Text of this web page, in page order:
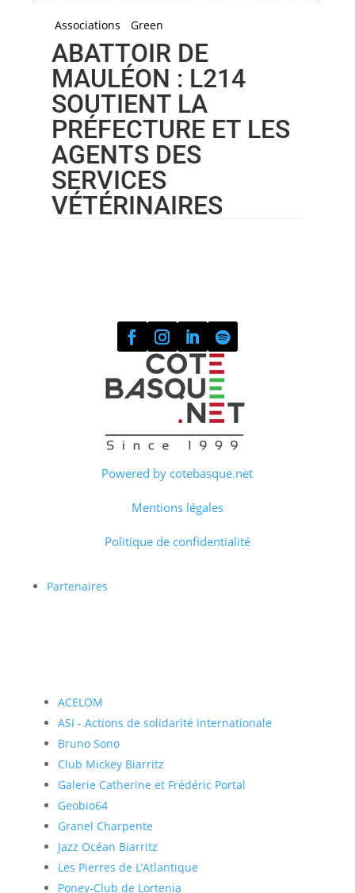
Associations Green
ABATTOIR DE
MAULÉON : L214
SOUTIENT LA
PRÉFECTURE ET LES
AGENTS DES
SERVICES
VÉTÉRINAIRES
Powered by cotebasque.net
Mentions légales
Politique de confidentialité
Partenaires
ACELOM
ASI - Actions de solidarité internationale
Bruno Sono
Club Mickey Biarritz
Galerie Catherine et Frédéric Portal
Geobio64
Granel Charpente
Jazz Océan Biarritz
Les Pierres de L’Atlantique
Poney-Club de Lortenia